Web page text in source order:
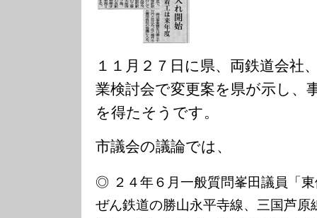
１１月２７日に県、両鉄道会社
業検討会で変更案を県が示し、
を得たそうです。
市議会の議論では、
◎ ２４年６月一般質問峯田議員「
ぜん鉄道の勝山永平寺線、三国芦原